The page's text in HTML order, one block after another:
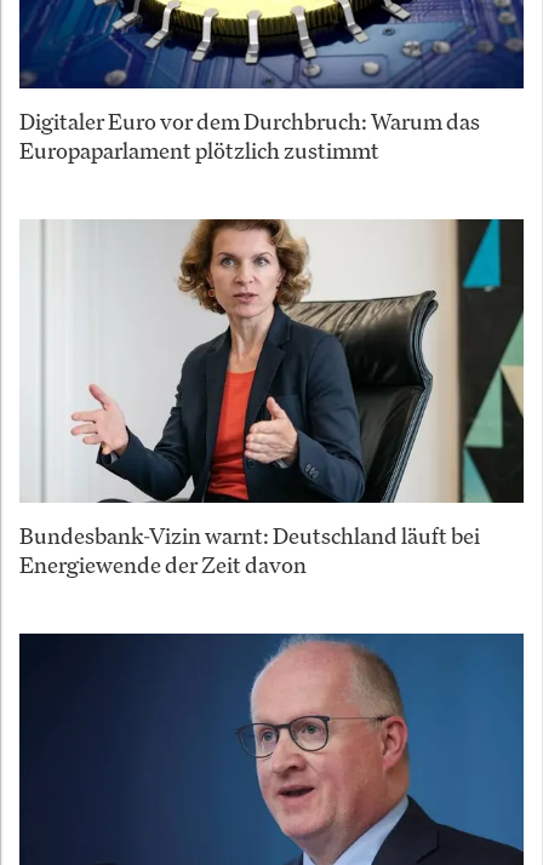
Digitaler Euro vor dem Durchbruch: Warum das
Europaparlament plötzlich zustimmt
Bundesbank-Vizin warnt: Deutschland läuft bei
Energiewende der Zeit davon